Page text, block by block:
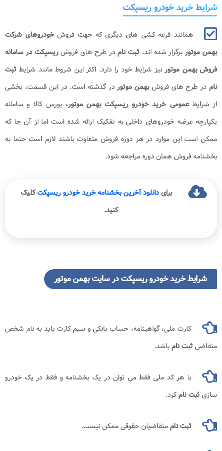
شرایط خرید خودرو ریسپکت
همانند قرعه کشی های دیگری که جهت فروشخودروهای شرکت
بهمن موتوربرگزار شده اند، ثبت نامدر طرح های فروشریسپکت در سامانه
فروش بهمن موتورنیز شرایط خود را دارد. اکثر این شروط مانند شرایطثبت
نام در طرح های فروشبهمن موتوردر گذشته است. در این قسمت، بخشی
از شرایطعمومی خرید خودرو ریسپکتبهمن موتور، بورس کالا و سامانه
یکپارچه عرضه خودروهای داخلی به تفکیک ارائه شده است اما از آن جا که
ممکن است این موارد در هر دوره فروش متفاوت باشند لازم است حتما به
بخشنامه فروش همان دوره مراجعه شود.
برایدانلود آخرین بخشنامه خرید خودرو ریسپکتکلیک
کنید.
شرایط خرید خودرو ریسپکت در سایت بهمن موتور
کارت ملی، گواهینامه، حساب بانکی و سیم کارت باید به نام شخص
متقاضیثبت نامباشد.
با هر کد ملی فقط می توان در یک بخشنامه و فقط در یک خودرو
سازیثبت نامکرد.
ثبت ناممتقاضیان حقوقی ممکن نیست.